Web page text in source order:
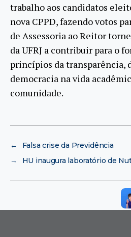
trabalho aos candidatos
nova CPPD, fazendo votos
de Assessoria ao Reitor
da UFRJ a contribuir para o
princípios da transparência,
democracia na vida
comunidade.
←
Falsa crise da Previdência
→
HU inaugura laboratório de